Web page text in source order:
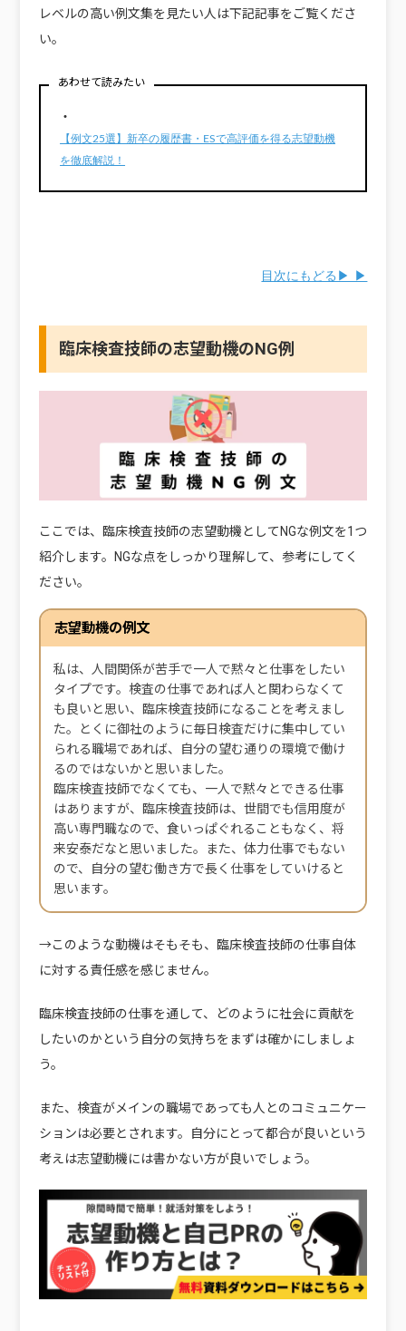
レベルの高い例文集を見たい人は下記記事をご覧くださ
い。
あわせて読みたい
・
【例文25選】新卒の履歴書・ESで高評価を得る志望動機
を徹底解説！
目次にもどる▶ ▶
臨床検査技師の志望動機のNG例
ここでは、臨床検査技師の志望動機としてNGな例文を1つ
紹介します。NGな点をしっかり理解して、参考にしてく
ださい。
志望動機の例文
私は、人間関係が苦手で一人で黙々と仕事をしたい
タイプです。検査の仕事であれば人と関わらなくて
も良いと思い、臨床検査技師になることを考えまし
た。とくに御社のように毎日検査だけに集中してい
られる職場であれば、自分の望む通りの環境で働け
るのではないかと思いました。
臨床検査技師でなくても、一人で黙々とできる仕事
はありますが、臨床検査技師は、世間でも信用度が
高い専門職なので、食いっぱぐれることもなく、将
来安泰だなと思いました。また、体力仕事でもない
ので、自分の望む働き方で長く仕事をしていけると
思います。
→このような動機はそもそも、臨床検査技師の仕事自体
に対する責任感を感じません。
臨床検査技師の仕事を通して、どのように社会に貢献を
したいのかという自分の気持ちをまずは確かにしましょ
う。
また、検査がメインの職場であっても人とのコミュニケー
ションは必要とされます。自分にとって都合が良いという
考えは志望動機には書かない方が良いでしょう。